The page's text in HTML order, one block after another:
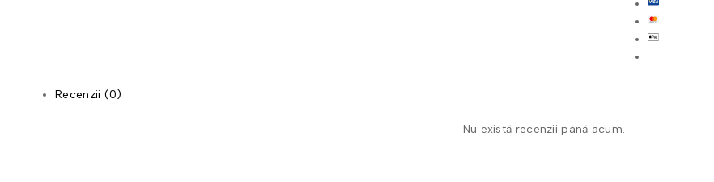
Recenzii (0)
Nu există recenzii până acum.